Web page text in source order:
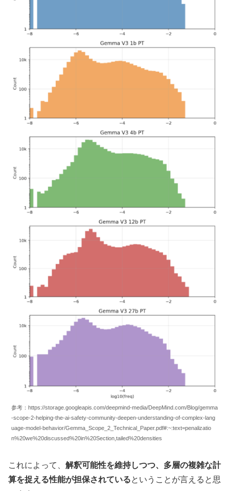
参考：https://storage.googleapis.com/deepmind-media/DeepMind.com/Blog/gemma
-scope-2-helping-the-ai-safety-community-deepen-understanding-of-complex-lang
uage-model-behavior/Gemma_Scope_2_Technical_Paper.pdf#:~:text=penalizatio
n%20we%20discussed%20in%20Section,tailed%20densities
これによって、 解釈可能性を維持しつつ、多層の複雑な計
算を捉える性能が担保されているということが言えると思